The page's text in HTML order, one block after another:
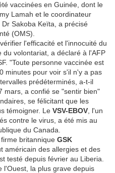
vaccinées en Guinée, dont le
Lamah et le coordinateur
Sakoba Keïta, a précisé
(OMS).
l'efficacité et l'innocuité du
volontariat, a déclaré à l'AFP
"Toute personne vaccinée est
minutes pour voir s'il n'y a pas
prédéterminés, a-t-il
mars, a confié se "sentir bien"
se félicitant que les
témoigner. Le VSV-EBOV , l'un
contre le virus, a été mis au
du Canada.
britannique GSK
américain des allergies et des
testé depuis février au Liberia.
l'Ouest, la plus grave depuis